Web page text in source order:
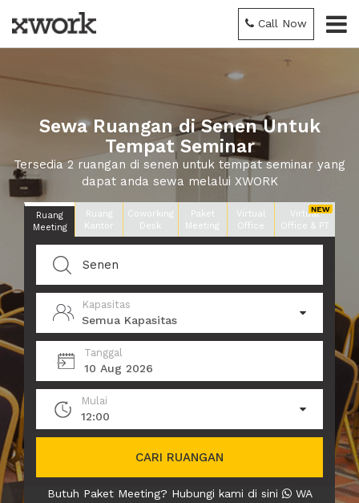
Call Now
Sewa Ruangan di Senen Untuk
Tempat Seminar
Tersedia 2 ruangan di senen untuk tempat seminar yang
dapat anda sewa melalui XWORK
Ruang
Meeting
Ruang
Kantor
Coworking
Desk
Paket
Meeting
Virtual
Office
Virtual
Office & PT
Kapasitas
Semua Kapasitas
Tanggal
10 Aug 2026
Mulai
12:00
CARI RUANGAN
Butuh Paket Meeting? Hubungi kami di sini
WA